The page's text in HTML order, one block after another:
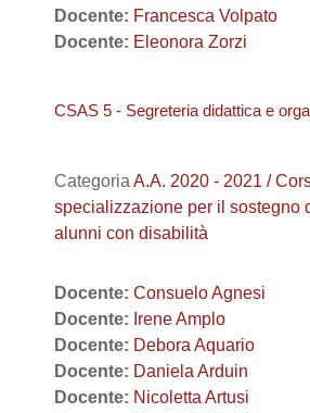
Docente: Francesca Volpato
Docente: Eleonora Zorzi
CSAS 5 - Segreteria didattica e
Categoria A.A. 2020 - 2021 /
specializzazione per il sostegno
alunni con disabilità
Docente: Consuelo Agnesi
Docente: Irene Amplo
Docente: Debora Aquario
Docente: Daniela Arduin
Docente: Nicoletta Artusi